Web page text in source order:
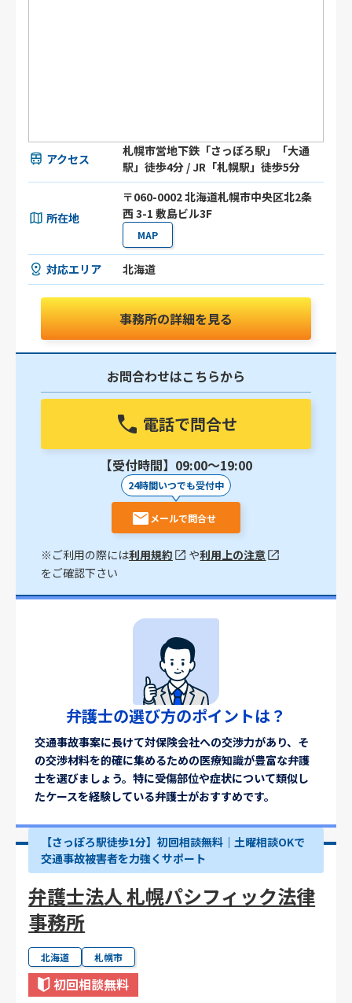
アクセス
札幌市営地下鉄「さっぽろ駅」「大通
駅」徒歩4分 / JR「札幌駅」徒歩5分
所在地
〒060-0002 北海道札幌市中央区北2条
西 3-1 敷島ビル3F
MAP
対応エリア 北海道
事務所の詳細を見る
お問合わせはこちらから
電話で問合せ
【受付時間】09:00〜19:00
24時間いつでも受付中
メールで問合せ
※ご利用の際には利用規約 や利用上の注意
をご確認下さい
弁護士の選び方のポイントは？
交通事故事案に長けて対保険会社への交渉力があり、そ
の交渉材料を的確に集めるための医療知識が豊富な弁護
士を選びましょう。特に受傷部位や症状について類似し
たケースを経験している弁護士がおすすめです。
【さっぽろ駅徒歩1分】初回相談無料｜土曜相談OKで
交通事故被害者を力強くサポート
弁護士法人 札幌パシフィック法律
事務所
北海道 札幌市
初回相談無料